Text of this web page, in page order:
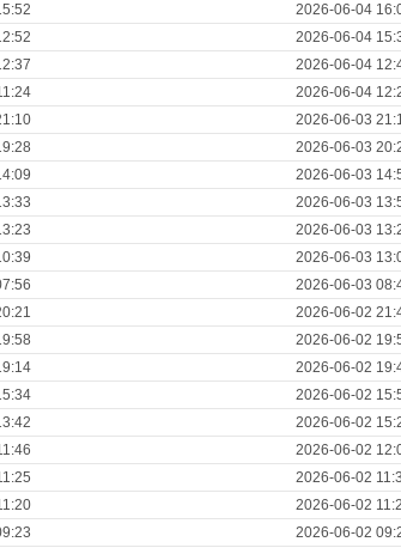
2026-06-04
2026-06-04
2026-06-04
2026-06-04
2026-06-03
2026-06-03
2026-06-03
2026-06-03
2026-06-03
2026-06-03
2026-06-03
2026-06-02
2026-06-02
2026-06-02
2026-06-02
2026-06-02
2026-06-02
2026-06-02
2026-06-02
2026-06-02